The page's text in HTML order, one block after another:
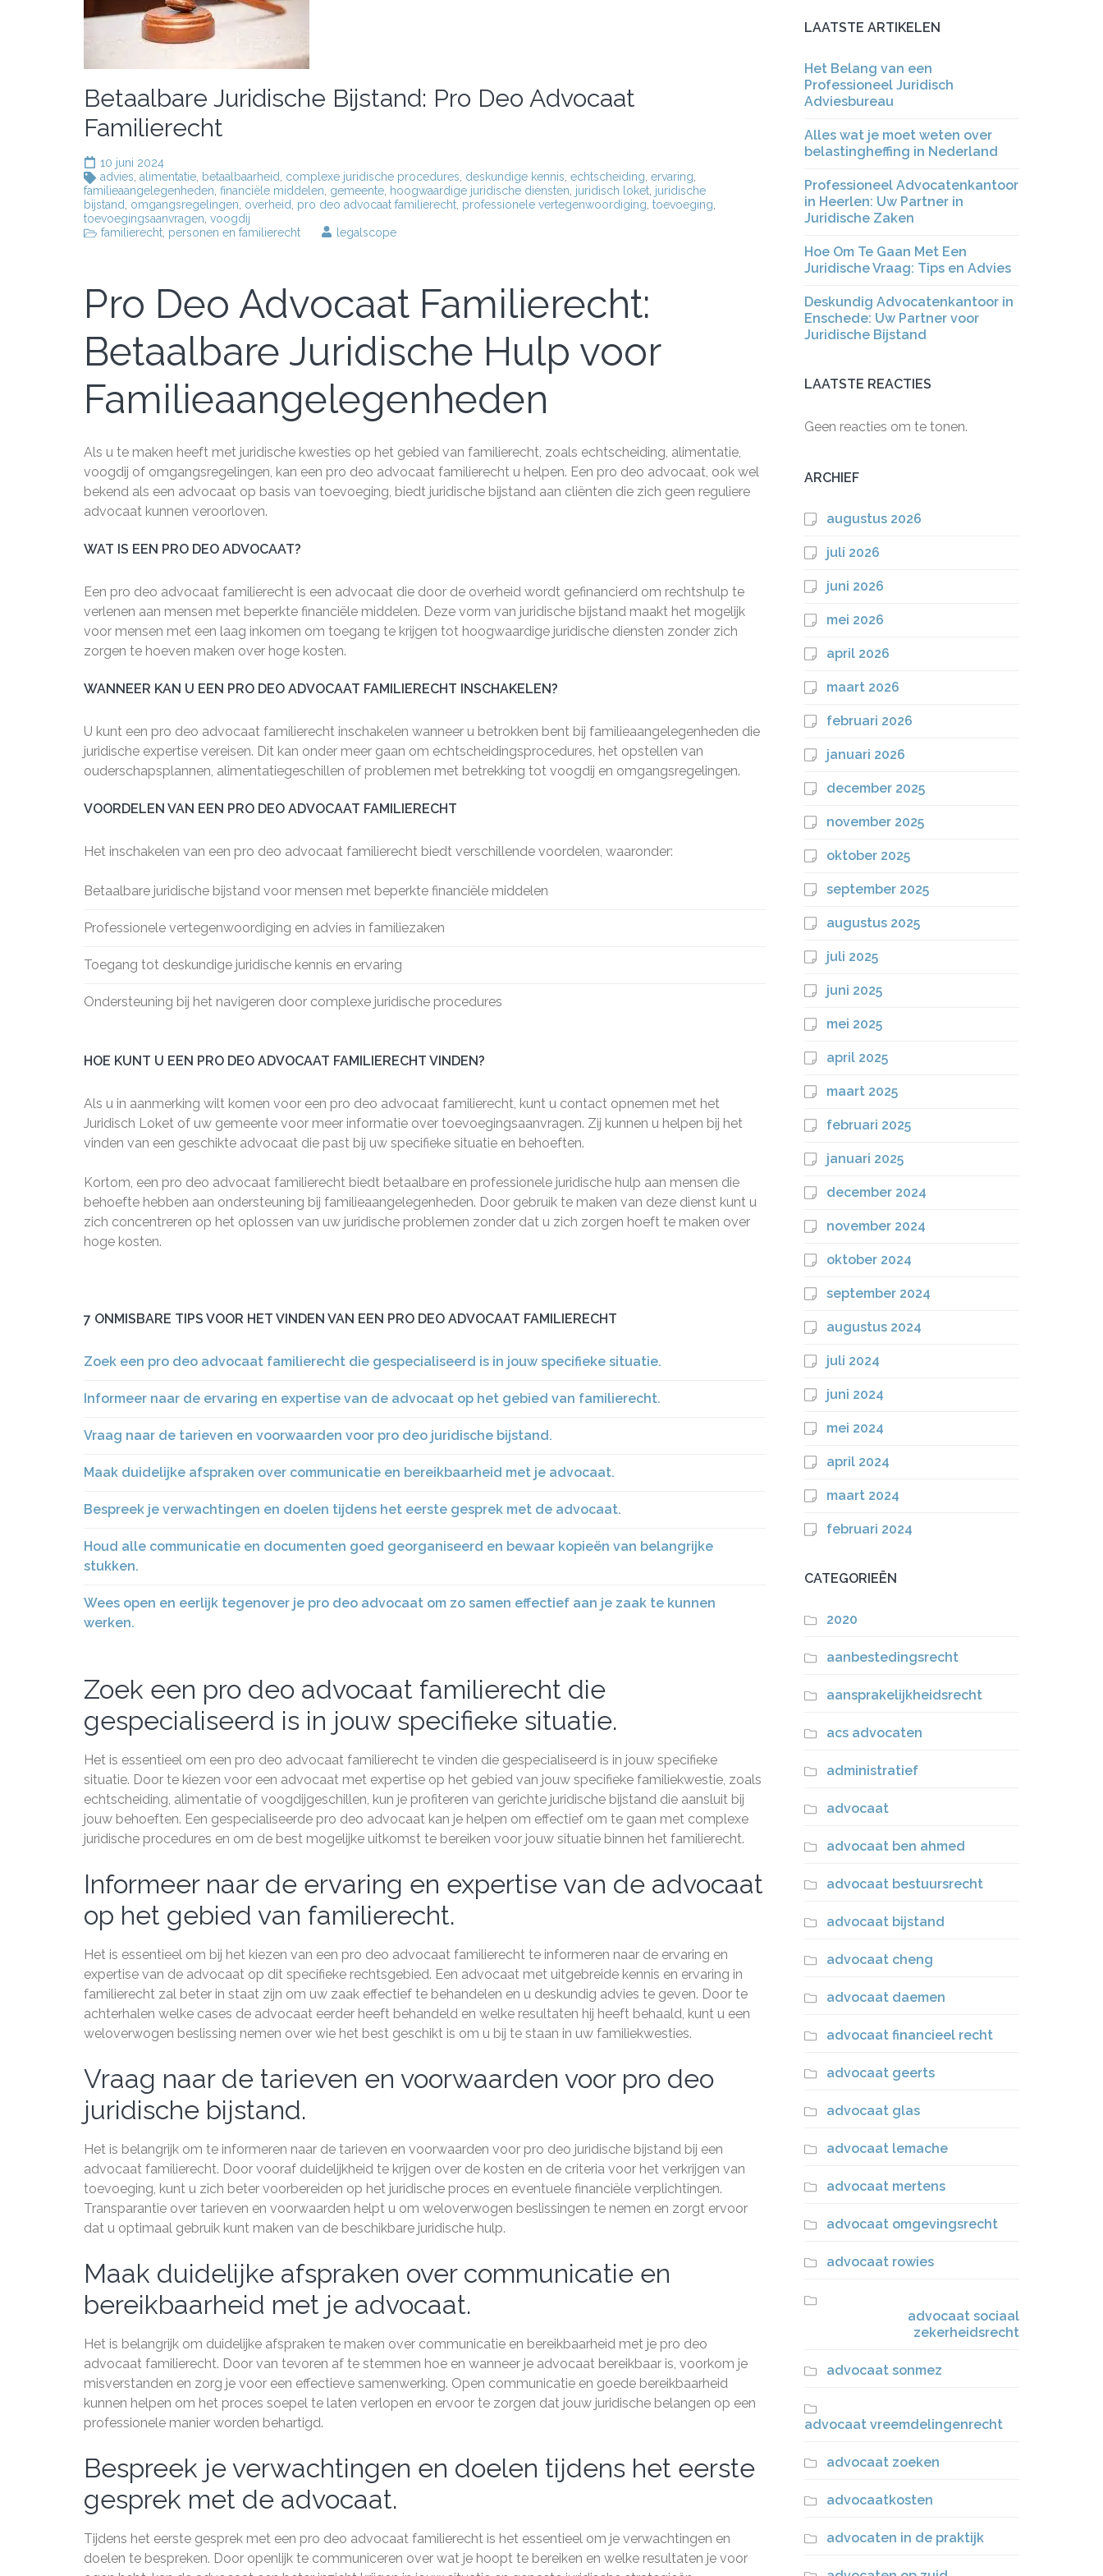
Betaalbare Juridische Bijstand: Pro Deo Advocaat
Familierecht
10 juni 2024
advies alimentatie betaalbaarheid complexe juridische procedures deskundige kennis echtscheiding ervaring
familieaangelegenheden financiële middelen gemeente hoogwaardige juridische diensten juridisch loket juridische
bijstand
omgangsregelingen overheid pro deo advocaat familierecht professionele vertegenwoordiging toevoeging
toevoegingsaanvragen voogdij
familierecht personen en familierecht legalscope
Pro Deo Advocaat Familierecht:
Betaalbare Juridische Hulp voor
Familieaangelegenheden
Als u te maken heeft met juridische kwesties op het gebied van familierecht, zoals echtscheiding, alimentatie,
voogdij of omgangsregelingen, kan een pro deo advocaat familierecht u helpen. Een pro deo advocaat, ook wel
bekend als een advocaat op basis van toevoeging, biedt juridische bijstand aan cliënten die zich geen reguliere
advocaat kunnen veroorloven.
WAT IS EEN PRO DEO ADVOCAAT?
Een pro deo advocaat familierecht is een advocaat die door de overheid wordt gefinancierd om rechtshulp te
verlenen aan mensen met beperkte financiële middelen. Deze vorm van juridische bijstand maakt het mogelijk
voor mensen met een laag inkomen om toegang te krijgen tot hoogwaardige juridische diensten zonder zich
zorgen te hoeven maken over hoge kosten.
WANNEER KAN U EEN PRO DEO ADVOCAAT FAMILIERECHT INSCHAKELEN?
U kunt een pro deo advocaat familierecht inschakelen wanneer u betrokken bent bij familieaangelegenheden die
juridische expertise vereisen. Dit kan onder meer gaan om echtscheidingsprocedures, het opstellen van
ouderschapsplannen, alimentatiegeschillen of problemen met betrekking tot voogdij en omgangsregelingen.
VOORDELEN VAN EEN PRO DEO ADVOCAAT FAMILIERECHT
Het inschakelen van een pro deo advocaat familierecht biedt verschillende voordelen, waaronder:
Betaalbare juridische bijstand voor mensen met beperkte financiële middelen
Professionele vertegenwoordiging en advies in familiezaken
Toegang tot deskundige juridische kennis en ervaring
Ondersteuning bij het navigeren door complexe juridische procedures
HOE KUNT U EEN PRO DEO ADVOCAAT FAMILIERECHT VINDEN?
Als u in aanmerking wilt komen voor een pro deo advocaat familierecht, kunt u contact opnemen met het
Juridisch Loket of uw gemeente voor meer informatie over toevoegingsaanvragen. Zij kunnen u helpen bij het
vinden van een geschikte advocaat die past bij uw specifieke situatie en behoeften.
Kortom, een pro deo advocaat familierecht biedt betaalbare en professionele juridische hulp aan mensen die
behoefte hebben aan ondersteuning bij familieaangelegenheden. Door gebruik te maken van deze dienst kunt u
zich concentreren op het oplossen van uw juridische problemen zonder dat u zich zorgen hoeft te maken over
hoge kosten.
7 ONMISBARE TIPS VOOR HET VINDEN VAN EEN PRO DEO ADVOCAAT FAMILIERECHT
Zoek een pro deo advocaat familierecht die gespecialiseerd is in jouw specifieke situatie.
Informeer naar de ervaring en expertise van de advocaat op het gebied van familierecht.
Vraag naar de tarieven en voorwaarden voor pro deo juridische bijstand.
Maak duidelijke afspraken over communicatie en bereikbaarheid met je advocaat.
Bespreek je verwachtingen en doelen tijdens het eerste gesprek met de advocaat.
Houd alle communicatie en documenten goed georganiseerd en bewaar kopieën van belangrijke
stukken.
Wees open en eerlijk tegenover je pro deo advocaat om zo samen effectief aan je zaak te kunnen
werken.
Zoek een pro deo advocaat familierecht die
gespecialiseerd is in jouw specifieke situatie.
Het is essentieel om een pro deo advocaat familierecht te vinden die gespecialiseerd is in jouw specifieke
situatie. Door te kiezen voor een advocaat met expertise op het gebied van jouw specifieke familiekwestie, zoals
echtscheiding, alimentatie of voogdijgeschillen, kun je profiteren van gerichte juridische bijstand die aansluit bij
jouw behoeften. Een gespecialiseerde pro deo advocaat kan je helpen om effectief om te gaan met complexe
juridische procedures en om de best mogelijke uitkomst te bereiken voor jouw situatie binnen het familierecht.
Informeer naar de ervaring en expertise van de advocaat
op het gebied van familierecht.
Het is essentieel om bij het kiezen van een pro deo advocaat familierecht te informeren naar de ervaring en
expertise van de advocaat op dit specifieke rechtsgebied. Een advocaat met uitgebreide kennis en ervaring in
familierecht zal beter in staat zijn om uw zaak effectief te behandelen en u deskundig advies te geven. Door te
achterhalen welke cases de advocaat eerder heeft behandeld en welke resultaten hij heeft behaald, kunt u een
weloverwogen beslissing nemen over wie het best geschikt is om u bij te staan in uw familiekwesties.
Vraag naar de tarieven en voorwaarden voor pro deo
juridische bijstand.
Het is belangrijk om te informeren naar de tarieven en voorwaarden voor pro deo juridische bijstand bij een
advocaat familierecht. Door vooraf duidelijkheid te krijgen over de kosten en de criteria voor het verkrijgen van
toevoeging, kunt u zich beter voorbereiden op het juridische proces en eventuele financiële verplichtingen.
Transparantie over tarieven en voorwaarden helpt u om weloverwogen beslissingen te nemen en zorgt ervoor
dat u optimaal gebruik kunt maken van de beschikbare juridische hulp.
Maak duidelijke afspraken over communicatie en
bereikbaarheid met je advocaat.
Het is belangrijk om duidelijke afspraken te maken over communicatie en bereikbaarheid met je pro deo
advocaat familierecht. Door van tevoren af te stemmen hoe en wanneer je advocaat bereikbaar is, voorkom je
misverstanden en zorg je voor een effectieve samenwerking. Open communicatie en goede bereikbaarheid
kunnen helpen om het proces soepel te laten verlopen en ervoor te zorgen dat jouw juridische belangen op een
professionele manier worden behartigd.
Bespreek je verwachtingen en doelen tijdens het eerste
gesprek met de advocaat.
Tijdens het eerste gesprek met een pro deo advocaat familierecht is het essentieel om je verwachtingen en
doelen te bespreken. Door openlijk te communiceren over wat je hoopt te bereiken en welke resultaten je voor
LAATSTE ARTIKELEN
Het Belang van een
Professioneel Juridisch
Adviesbureau
Alles wat je moet weten over
belastingheffing in Nederland
Professioneel Advocatenkantoor
in Heerlen: Uw Partner in
Juridische Zaken
Hoe Om Te Gaan Met Een
Juridische Vraag: Tips en Advies
Deskundig Advocatenkantoor in
Enschede: Uw Partner voor
Juridische Bijstand
LAATSTE REACTIES
Geen reacties om te tonen.
ARCHIEF
augustus 2026
juli 2026
juni 2026
mei 2026
april 2026
maart 2026
februari 2026
januari 2026
december 2025
november 2025
oktober 2025
september 2025
augustus 2025
juli 2025
juni 2025
mei 2025
april 2025
maart 2025
februari 2025
januari 2025
december 2024
november 2024
oktober 2024
september 2024
augustus 2024
juli 2024
juni 2024
mei 2024
april 2024
maart 2024
februari 2024
CATEGORIEËN
2020
aanbestedingsrecht
aansprakelijkheidsrecht
acs advocaten
administratief
advocaat
advocaat ben ahmed
advocaat bestuursrecht
advocaat bijstand
advocaat cheng
advocaat daemen
advocaat financieel recht
advocaat geerts
advocaat glas
advocaat lemache
advocaat mertens
advocaat omgevingsrecht
advocaat rowies
advocaat sociaal
zekerheidsrecht
advocaat sonmez
advocaat vreemdelingenrecht
advocaat zoeken
advocaatkosten
advocaten in de praktijk